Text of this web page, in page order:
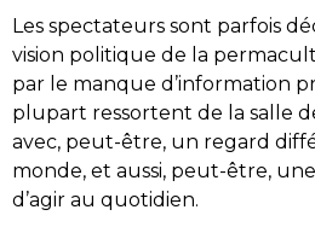
Les spectateurs sont parfois
vision politique de la
par le manque d’information
plupart ressortent de la salle
avec, peut-être, un regard
monde, et aussi, peut-être,
d’agir au quotidien.